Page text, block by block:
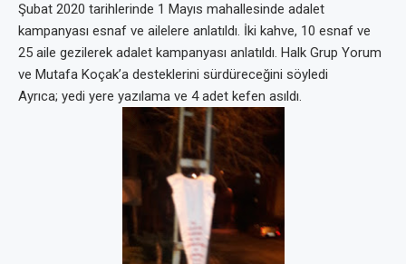
Şubat 2020 tarihlerinde 1 Mayıs mahallesinde adalet
kampanyası esnaf ve ailelere anlatıldı. İki kahve, 10 esnaf ve
25 aile gezilerek adalet kampanyası anlatıldı. Halk Grup Yorum
ve Mutafa Koçak’a desteklerini sürdüreceğini söyledi
Ayrıca; yedi yere yazılama ve 4 adet kefen asıldı.